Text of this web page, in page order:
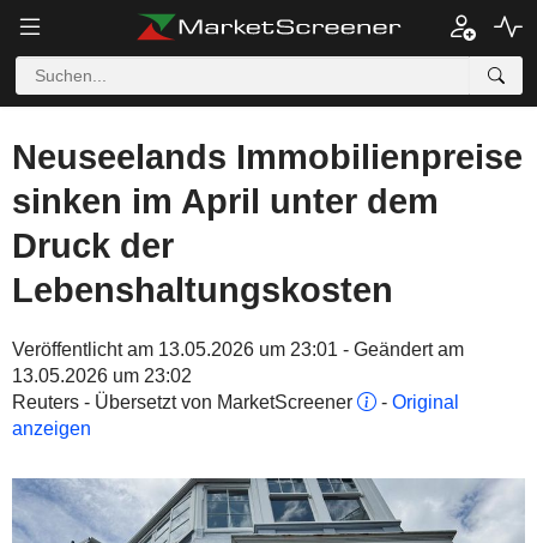
Neuseelands Immobilienpreise
sinken im April unter dem
Druck der
Lebenshaltungskosten
Veröffentlicht am 13.05.2026 um 23:01 - Geändert am
13.05.2026 um 23:02
Reuters - Übersetzt von MarketScreener
- Original
anzeigen